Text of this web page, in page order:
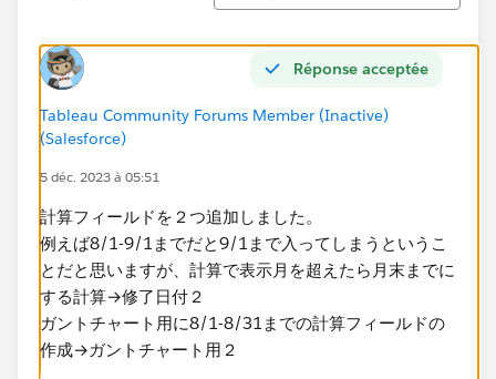
Réponse acceptée
Tableau Community Forums Member (Inactive)
(Salesforce)
5 déc. 2023 à 05:51
計算フィールドを２つ追加しました。
例えば8/1-9/1までだと9/1まで入ってしまうというこ
とだと思いますが、計算で表示月を超えたら月末までに
する計算→修了日付２
ガントチャート用に8/1-8/31までの計算フィールドの
作成→ガントチャート用２